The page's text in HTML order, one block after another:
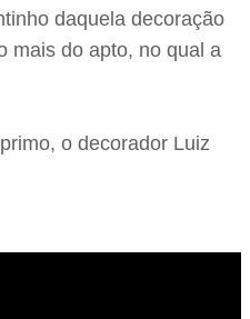
daquela decoração
mais do apto, no qual a
o decorador Luiz